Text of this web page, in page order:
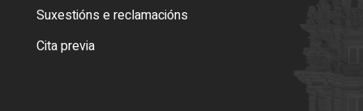
Suxestións e reclamacións
Cita previa